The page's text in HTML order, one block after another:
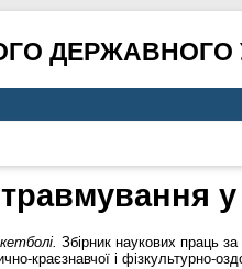
ДЕРЖАВНОГО
у
Збірник наукових праць
краєзнавчої і фізкультурно-